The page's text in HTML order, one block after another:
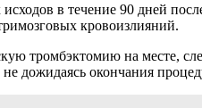
исходов в течение 90 дней
кровоизлияний.
тромбэктомию на месте,
дожидаясь окончания